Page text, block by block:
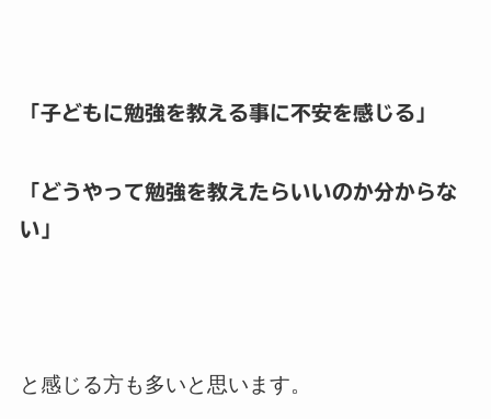
「子どもに勉強を教える事に不安を感じる」
「どうやって勉強を教えたらいいのか分からな
い」
と感じる方も多いと思います。